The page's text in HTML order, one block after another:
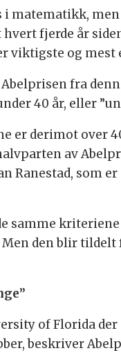
matematikk,
fjerde år
viktigste og mest
fra
40 år, eller
er derimot over
av
Ranestad, som
samme
den blir tildelt
of Florida
beskriver